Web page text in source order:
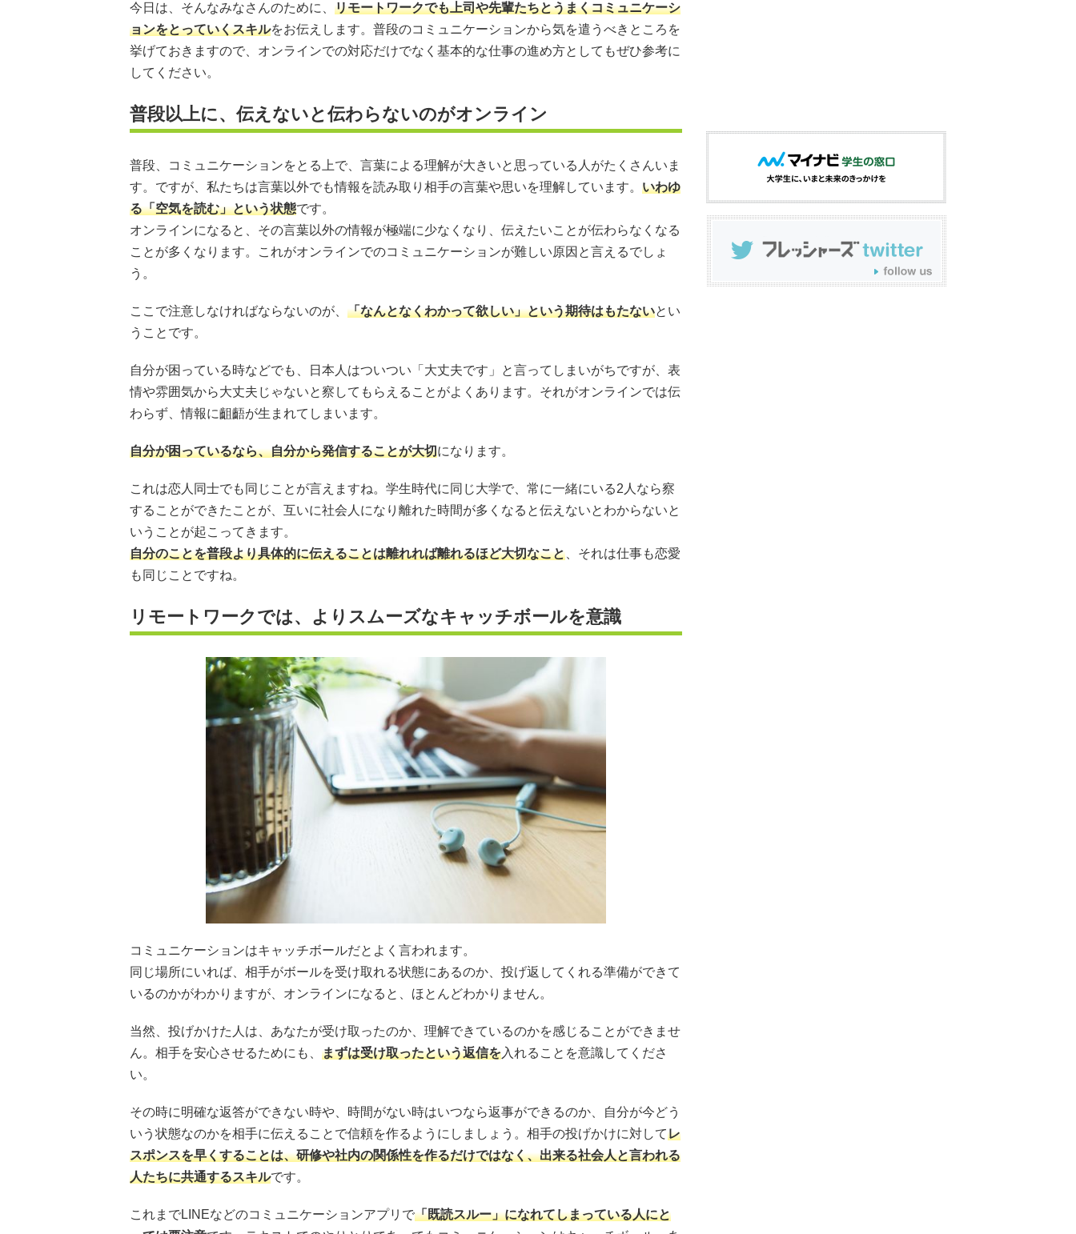
今日は、そんなみなさんのために、 リモートワークでも上司や先輩たちとうまくコミュニケーシ
ョンをとっていくスキルをお伝えします。普段のコミュニケーションから気を遣うべきところを
挙げておきますので、オンラインでの対応だけでなく基本的な仕事の進め方としてもぜひ参考に
してください。
普段以上に、伝えないと伝わらないのがオンライン
普段、コミュニケーションをとる上で、言葉による理解が大きいと思っている人がたくさんいま
す。ですが、私たちは言葉以外でも情報を読み取り相手の言葉や思いを理解しています。 いわゆ
る「空気を読む」という状態です。
オンラインになると、その言葉以外の情報が極端に少なくなり、伝えたいことが伝わらなくなる
ことが多くなります。これがオンラインでのコミュニケーションが難しい原因と言えるでしょ
う。
ここで注意しなければならないのが、 「なんとなくわかって欲しい」という期待はもたないとい
うことです。
自分が困っている時などでも、日本人はついつい「大丈夫です」と言ってしまいがちですが、表
情や雰囲気から大丈夫じゃないと察してもらえることがよくあります。それがオンラインでは伝
わらず、情報に齟齬が生まれてしまいます。
自分が困っているなら、自分から発信することが大切になります。
これは恋人同士でも同じことが言えますね。学生時代に同じ大学で、常に一緒にいる2人なら察
することができたことが、互いに社会人になり離れた時間が多くなると伝えないとわからないと
いうことが起こってきます。
自分のことを普段より具体的に伝えることは離れれば離れるほど大切なこと 、それは仕事も恋愛
も同じことですね。
リモートワークでは、よりスムーズなキャッチボールを意識
コミュニケーションはキャッチボールだとよく言われます。
同じ場所にいれば、相手がボールを受け取れる状態にあるのか、投げ返してくれる準備ができて
いるのかがわかりますが、オンラインになると、ほとんどわかりません。
当然、投げかけた人は、あなたが受け取ったのか、理解できているのかを感じることができませ
ん。相手を安心させるためにも、 まずは受け取ったという返信を入れることを意識してくださ
い。
その時に明確な返答ができない時や、時間がない時はいつなら返事ができるのか、自分が今どう
いう状態なのかを相手に伝えることで信頼を作るようにしましょう。相手の投げかけに対してレ
スポンスを早くすることは、研修や社内の関係性を作るだけではなく、出来る社会人と言われる
人たちに共通するスキルです。
これまでLINEなどのコミュニケーションアプリで「既読スルー」になれてしまっている人にと